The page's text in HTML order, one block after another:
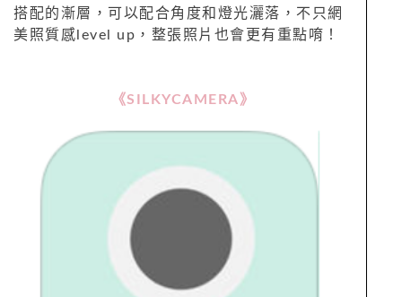
搭配的漸層，可以配合角度和燈光灑落，不只網
美照質感level up，整張照片也會更有重點唷！
《SILKYCAMERA》